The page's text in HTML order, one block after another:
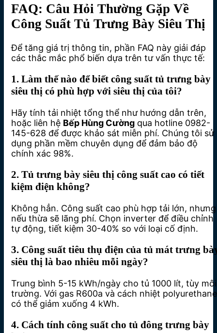
FAQ: Câu Hỏi Thường Gặp Về
Công Suất Tủ Trưng Bày Siêu Thị
Để tăng giá trị thông tin, phần FAQ này giải đáp
các thắc mắc phổ biến dựa trên tư vấn thực tế:
1. Làm thế nào để biết công suất tủ trưng bày
siêu thị có phù hợp với siêu thị của tôi?
Hãy tính tải nhiệt tổng thể như hướng dẫn trên,
hoặc liên hệ Bếp Hùng Cường qua hotline 0982-
145-628 để được khảo sát miễn phí. Chúng tôi sử
dụng phần mềm chuyên dụng để đảm bảo độ
chính xác 98%.
2. Tủ trưng bày siêu thị công suất cao có tiết
kiệm điện không?
Không hẳn. Công suất cao phù hợp tải lớn, nhưng
nếu thừa sẽ lãng phí. Chọn inverter để điều chỉnh
tự động, tiết kiệm 30-40% so với loại cố định.
3. Công suất tiêu thụ điện của tủ mát trưng
siêu thị là bao nhiêu mỗi ngày?
Trung bình 5-15 kWh/ngày cho tủ 1000 lít, tùy môi
trường. Với gas R600a và cách nhiệt
có thể giảm xuống 4 kWh.
4. Cách tính công suất cho tủ đông trưng bày